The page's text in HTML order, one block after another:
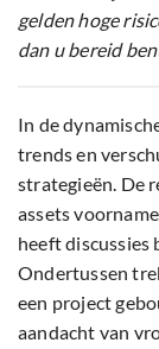
gelden hoge
dan u bereid
In de
trends en
strategieën. De
assets
heeft discussies
Ondertussen
een project
aandacht van